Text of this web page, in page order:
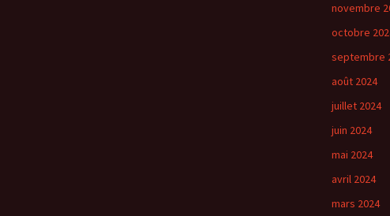
novembre
octobre
septembre
août 2024
juillet 2024
juin 2024
mai 2024
avril 2024
mars 2024